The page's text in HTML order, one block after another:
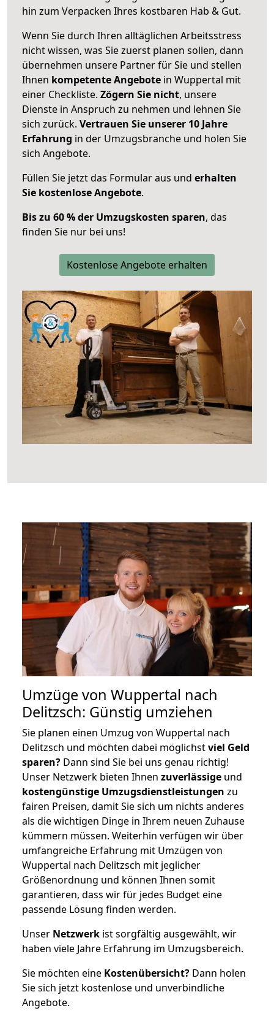
hin zum Verpacken Ihres kostbaren Hab & Gut.
Wenn Sie durch Ihren alltäglichen Arbeitsstress
nicht wissen, was Sie zuerst planen sollen, dann
übernehmen unsere Partner für Sie und stellen
Ihnen kompetente Angebote in Wuppertal mit
einer Checkliste. Zögern Sie nicht, unsere
Dienste in Anspruch zu nehmen und lehnen Sie
sich zurück. Vertrauen Sie unserer 10 Jahre
Erfahrung in der Umzugsbranche und holen Sie
sich Angebote.
Füllen Sie jetzt das Formular aus und erhalten
Sie kostenlose Angebote.
Bis zu 60 % der Umzugskosten sparen, das
finden Sie nur bei uns!
Kostenlose Angebote erhalten
Umzüge von Wuppertal nach
Delitzsch: Günstig umziehen
Sie planen einen Umzug von Wuppertal nach
Delitzsch und möchten dabei möglichstviel Geld
sparen? Dann sind Sie bei uns genau richtig!
Unser Netzwerk bieten Ihnen zuverlässige und
kostengünstige Umzugsdienstleistungen zu
fairen Preisen, damit Sie sich um nichts anderes
als die wichtigen Dinge in Ihrem neuen Zuhause
kümmern müssen. Weiterhin verfügen wir über
umfangreiche Erfahrung mit Umzügen von
Wuppertal nach Delitzsch mit jeglicher
Größenordnung und können Ihnen somit
garantieren, dass wir für jedes Budget eine
passende Lösung finden werden.
Unser Netzwerk ist sorgfältig ausgewählt, wir
haben viele Jahre Erfahrung im Umzugsbereich.
Sie möchten eine Kostenübersicht? Dann holen
Sie sich jetzt kostenlose und unverbindliche
Angebote.